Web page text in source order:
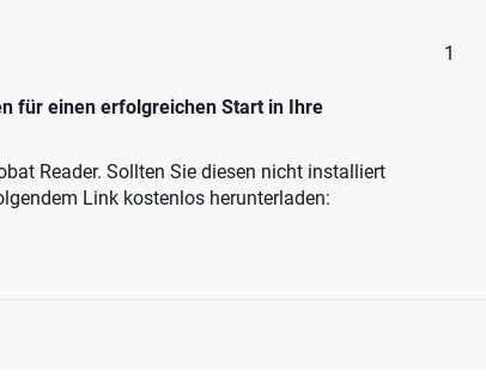
für einen erfolgreichen Start in Ihre
Reader. Sollten Sie diesen nicht installiert
Link kostenlos herunterladen:
1